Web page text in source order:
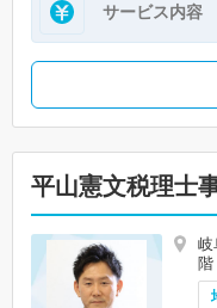
サービス内容
平山憲文税理士
岐
階